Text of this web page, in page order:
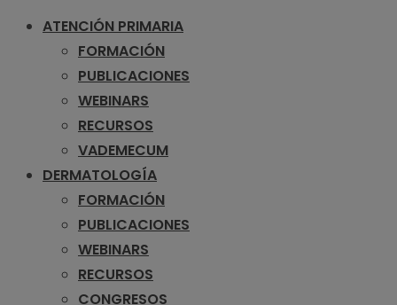
ATENCIÓN PRIMARIA
FORMACIÓN
PUBLICACIONES
WEBINARS
RECURSOS
VADEMECUM
DERMATOLOGÍA
FORMACIÓN
PUBLICACIONES
WEBINARS
RECURSOS
CONGRESOS